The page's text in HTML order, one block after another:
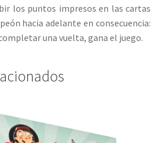
los puntos impresos en las cartas
hacia adelante en consecuencia:
una vuelta, gana el juego.